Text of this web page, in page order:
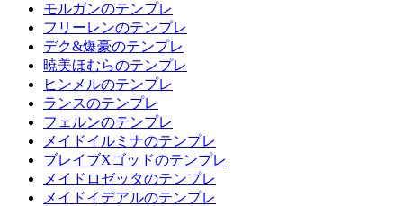
モルガンのテンプレ
フリーレンのテンプレ
デク&爆豪のテンプレ
暁美ほむらのテンプレ
ヒンメルのテンプレ
ランスのテンプレ
フェルンのテンプレ
メイドイルミナのテンプレ
ブレイブXゴッドのテンプレ
メイドロゼッタのテンプレ
メイドイデアルのテンプレ